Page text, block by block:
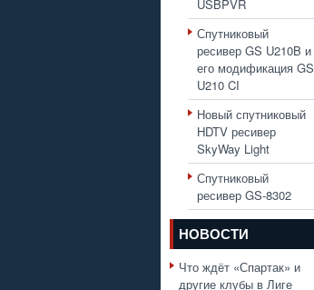
USBPVR
Спутниковый
ресивер GS U210B и
его модификация GS
U210 CI
Новый спутниковый
HDTV ресивер
SkyWay Light
Спутниковый
ресивер GS-8302
НОВОСТИ
Что ждёт «Спартак» и
другие клубы в Лиге